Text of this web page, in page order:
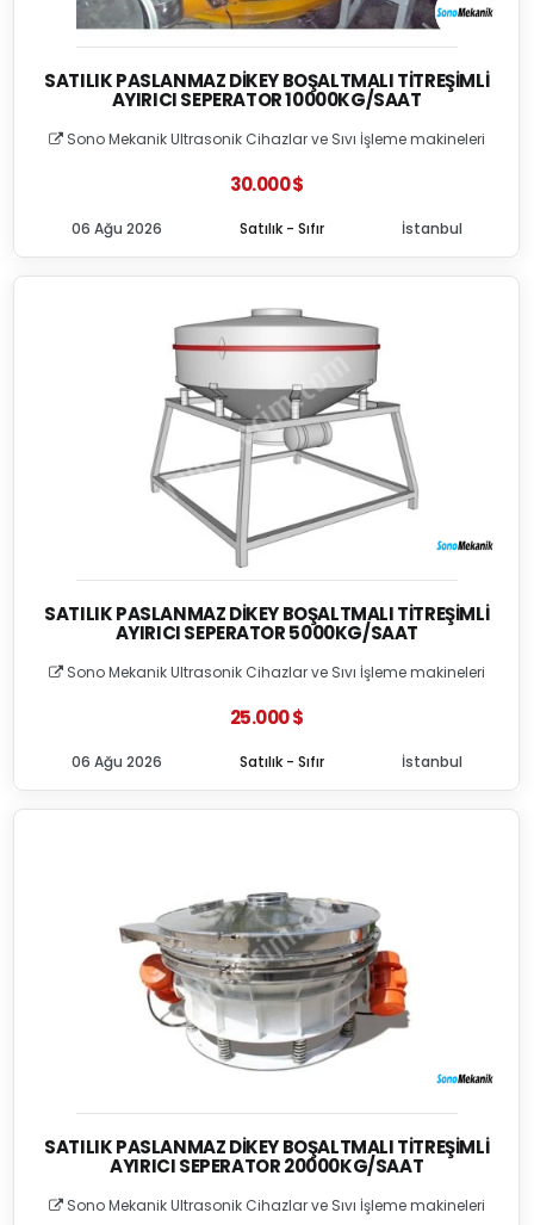
SATILIK PASLANMAZ DIKEY BOŞALTMALI TITREŞIMLI
AYIRICI SEPERATOR 10000KG/SAAT
Sono Mekanik Ultrasonik Cihazlar ve Sıvı İşleme makineleri
30.000 $
Satılık - Sıfır
06 Ağu 2026 İstanbul
SATILIK PASLANMAZ DIKEY BOŞALTMALI TITREŞIMLI
AYIRICI SEPERATOR 5000KG/SAAT
Sono Mekanik Ultrasonik Cihazlar ve Sıvı İşleme makineleri
25.000 $
Satılık - Sıfır
06 Ağu 2026 İstanbul
SATILIK PASLANMAZ DIKEY BOŞALTMALI TITREŞIMLI
AYIRICI SEPERATOR 20000KG/SAAT
Sono Mekanik Ultrasonik Cihazlar ve Sıvı İşleme makineleri